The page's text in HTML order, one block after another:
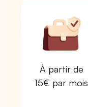
À partir de
15€ par mois